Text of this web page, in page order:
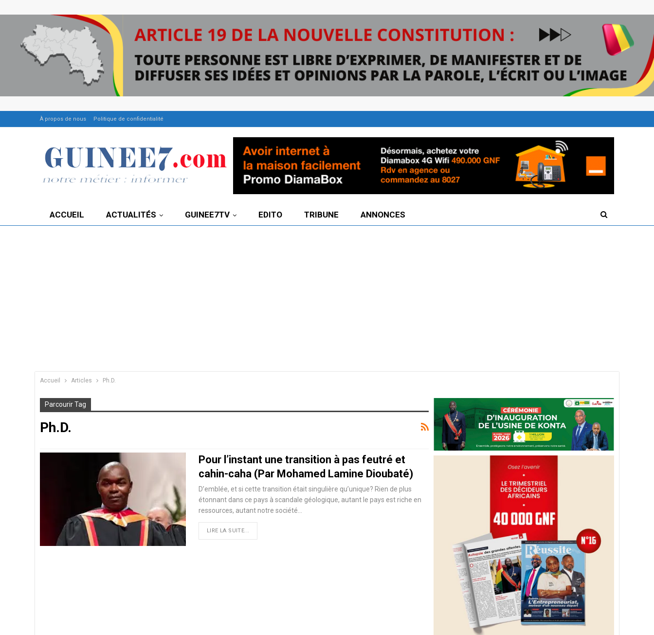
À propos de nous Politique de confidentialité
ACCUEIL ACTUALITÉS GUINEE7TV EDITO TRIBUNE ANNONCES
Accueil Articles Ph.D.
Parcourir Tag
Ph.D.
Pour l’instant une transition à pas feutré et
cahin-caha (Par Mohamed Lamine Dioubaté)
D’emblée, et si cette transition était singulière qu’unique? Rien de plus
étonnant dans ce pays à scandale géologique, autant le pays est riche en
ressources, autant notre société…
LIRE LA SUITE...